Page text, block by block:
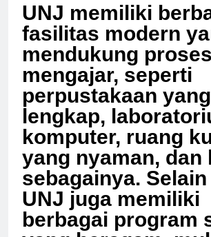
UNJ memiliki
fasilitas modern
mendukung
mengajar, seperti
perpustakaan yang
lengkap,
komputer, ruang
yang nyaman, dan
sebagainya.
UNJ juga memiliki
berbagai program